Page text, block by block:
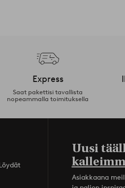
Express
Saat pakettisi tavallista
nopeammalla toimituksella
Uusi
Asiakkaana